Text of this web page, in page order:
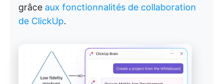
grâce aux fonctionnalités de collaboration
de ClickUp.